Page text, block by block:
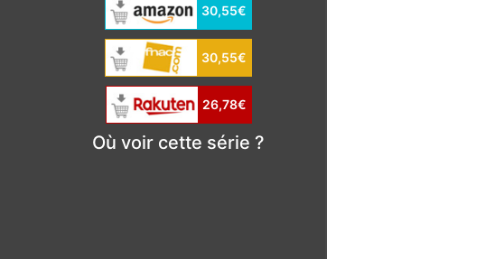
30,55€
30,55€
26,78€
Où voir cette série ?